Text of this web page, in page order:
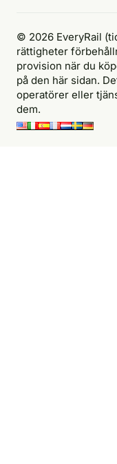
© 2026 EveryRail
rättigheter
provision när du
på den här sidan.
operatörer eller
dem.